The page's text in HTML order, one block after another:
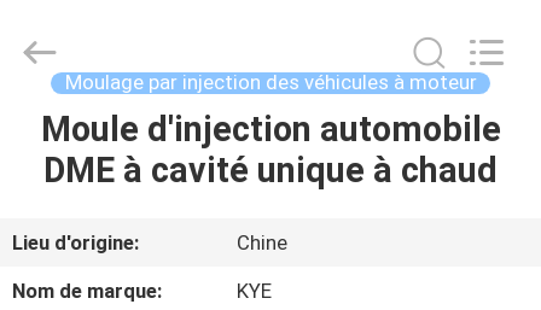
MAISON
AU
Copyright
oeminjectionmold.com.
Moulage par injection des véhicules à moteur
Moule d'injection automobile
DME à cavité unique à chaud
Lieu d'origine:
Chine
Nom de marque:
KYE